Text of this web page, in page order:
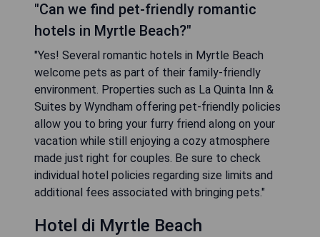
"Can we find pet-friendly romantic
hotels in Myrtle Beach?"
"Yes! Several romantic hotels in Myrtle Beach
welcome pets as part of their family-friendly
environment. Properties such as La Quinta Inn &
Suites by Wyndham offering pet-friendly policies
allow you to bring your furry friend along on your
vacation while still enjoying a cozy atmosphere
made just right for couples. Be sure to check
individual hotel policies regarding size limits and
additional fees associated with bringing pets."
Hotel di Myrtle Beach